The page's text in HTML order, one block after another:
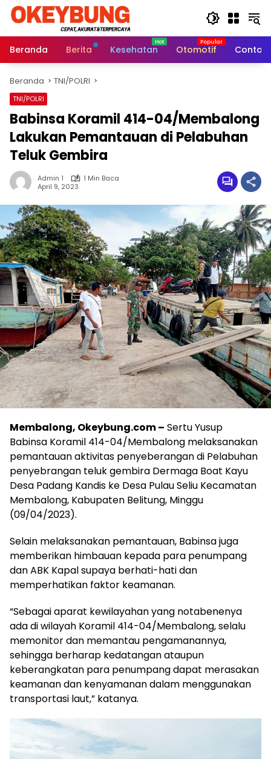
Langsung
Beranda
Berita Kesehatan Otomotif Contoh
Beranda TNI/POLRI
TNI/POLRI
Babinsa Koramil 414-04/Membalong
Lakukan Pemantauan di Pelabuhan
Teluk Gembira
Admin 1
1 Min Baca
April 9, 2023
Membalong, Okeybung.com – Sertu Yusup
Babinsa Koramil 414-04/Membalong melaksanakan
pemantauan aktivitas penyeberangan di Pelabuhan
penyebrangan teluk gembira Dermaga Boat Kayu
Desa Padang Kandis ke Desa Pulau Seliu Kecamatan
Membalong, Kabupaten Belitung, Minggu
(09/04/2023).
Selain melaksanakan pemantauan, Babinsa juga
memberikan himbauan kepada para penumpang
dan ABK Kapal supaya berhati-hati dan
memperhatikan faktor keamanan.
“Sebagai aparat kewilayahan yang notabenenya
ada di wilayah Koramil 414-04/Membalong, selalu
memonitor dan memantau pengamanannya,
sehingga berharap kedatangan ataupun
keberangkatan para penumpang dapat merasakan
keamanan dan kenyamanan dalam menggunakan
transportasi laut,” katanya.